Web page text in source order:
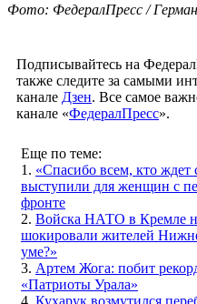
Фото: ФедералПресс /
Подписывайтесь на
также следите за самыми
канале Дзен. Все самое
канале «ФедералПресс».
Еще по теме:
1. «Спасибо всем, кто
выступили для женщин с
фронте
2. Войска НАТО в Кремле
шокировали жителей
уме?»
3. Артем Жога: побит
«Патриоты Урала»
4. Кухарук возмутился